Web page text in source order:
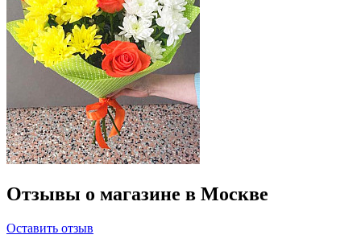
Отзывы о магазине в Москве
Оставить отзыв